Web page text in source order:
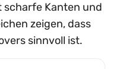
scharfe Kanten und
zeigen, dass
sinnvoll ist.